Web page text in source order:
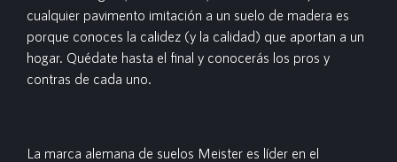
cualquier pavimento imitación a un suelo de madera es
porque conoces la calidez (y la calidad) que aportan a un
hogar. Quédate hasta el final y conocerás los pros y
contras de cada uno.
La marca alemana de suelos Meister es líder en el